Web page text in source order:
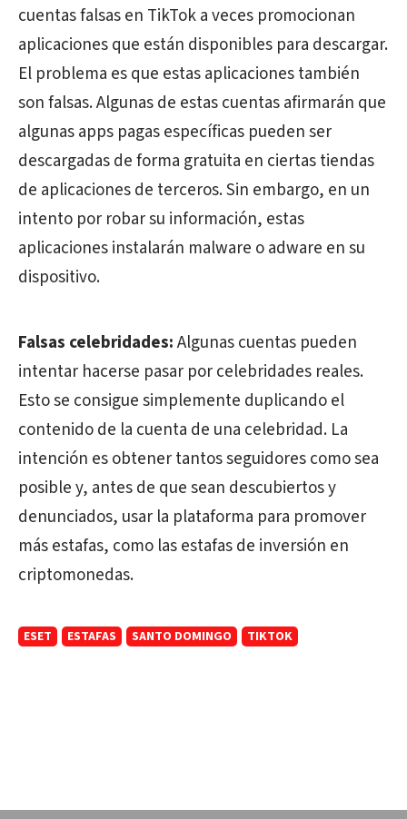
cuentas falsas en TikTok a veces promocionan
aplicaciones que están disponibles para descargar.
El problema es que estas aplicaciones también
son falsas. Algunas de estas cuentas afirmarán que
algunas apps pagas específicas pueden ser
descargadas de forma gratuita en ciertas tiendas
de aplicaciones de terceros. Sin embargo, en un
intento por robar su información, estas
aplicaciones instalarán malware o adware en su
dispositivo.
Falsas celebridades:Algunas cuentas pueden
intentar hacerse pasar por celebridades reales.
Esto se consigue simplemente duplicando el
contenido de la cuenta de una celebridad. La
intención es obtener tantos seguidores como sea
posible y, antes de que sean descubiertos y
denunciados, usar la plataforma para promover
más estafas, como las estafas de inversión en
criptomonedas.
ESET ESTAFAS SANTO DOMINGO TIKTOK